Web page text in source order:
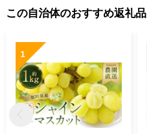
この自治体のおすすめ返礼品
1